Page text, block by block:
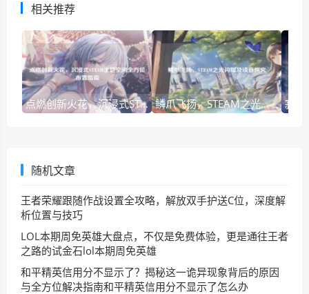
相关推荐
点燃创新火花，沉浸式STEAM主题空间全方位布置指南 鳞爪飞扬，STEAM之光闪耀及读音探究
随机文章
王者荣耀跟随作战设置全攻略，解放双手护送C位，深度解
析位置与技巧
LOL本期周免英雄大盘点，不仅是免费体验，更是通往王者
之路的试金石lol本期周免英雄
和平精英信用分不显示了？揭秘这一诡异现象背后的原因
与全方位解决指南和平精英信用分不显示了怎么办